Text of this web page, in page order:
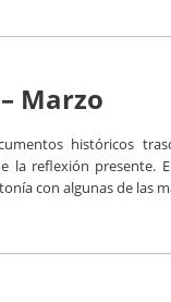
Marzo
históricos
la reflexión presente.
con algunas de las